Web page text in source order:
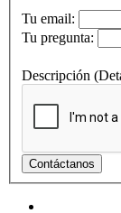
Tu email:
Tu pregunta:
Descripción